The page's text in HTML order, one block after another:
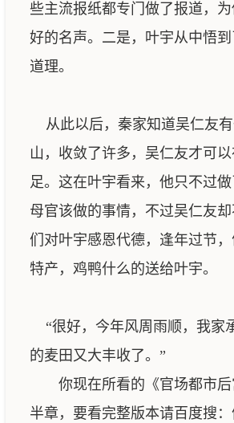
些主流报纸都专门做了报道，
好的名声。二是，叶宇从中悟
道理。
从此以后，秦家知道吴仁友
山，收敛了许多，吴仁友才可
足。这在叶宇看来，他只不过
母官该做的事情，不过吴仁友
们对叶宇感恩代德，逢年过节
特产，鸡鸭什么的送给叶宇。
“很好，今年风周雨顺，我家
的麦田又大丰收了。”
你现在所看的《官场都市
半章，要看完整版本请百度搜